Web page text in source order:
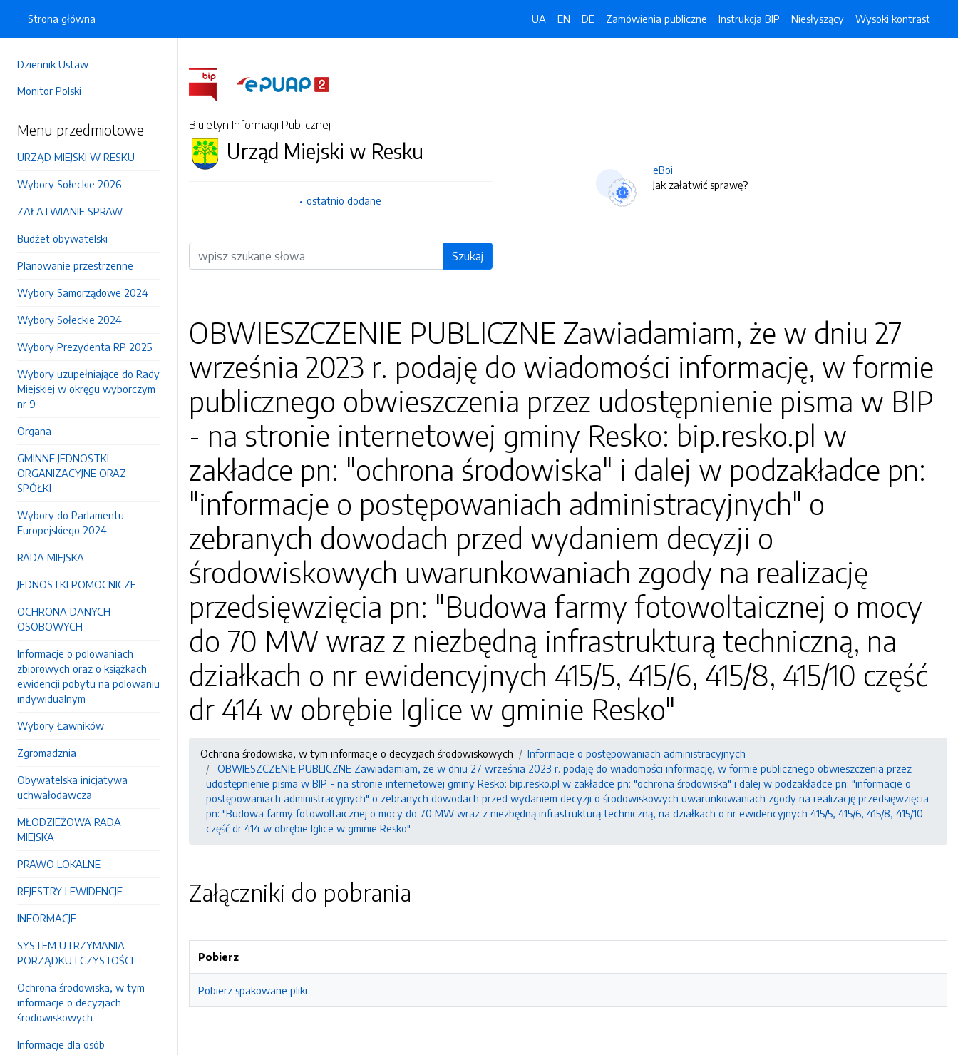
Dziennik Ustaw
Monitor Polski
Menu przedmiotowe
URZĄD MIEJSKI W RESKU
Wybory Sołeckie 2026
ZAŁATWIANIE SPRAW
Budżet obywatelski
Planowanie przestrzenne
Wybory Samorządowe 2024
Wybory Sołeckie 2024
Wybory Prezydenta RP 2025
Wybory uzupełniające do Rady
Miejskiej w okręgu wyborczym
nr 9
Organa
GMINNE JEDNOSTKI
ORGANIZACYJNE ORAZ
SPÓŁKI
Wybory do Parlamentu
Europejskiego 2024
RADA MIEJSKA
JEDNOSTKI POMOCNICZE
OCHRONA DANYCH
OSOBOWYCH
Informacje o polowaniach
zbiorowych oraz o książkach
ewidencji pobytu na polowaniu
indywidualnym
Wybory Ławników
Zgromadznia
Obywatelska inicjatywa
uchwałodawcza
MŁODZIEŻOWA RADA
MIEJSKA
PRAWO LOKALNE
REJESTRY I EWIDENCJE
INFORMACJE
SYSTEM UTRZYMANIA
PORZĄDKU I CZYSTOŚCI
Ochrona środowiska, w tym
informacje o decyzjach
środowiskowych
Informacje dla osób
Strona główna UA EN DE Zamówienia publiczne Instrukcja BIP Niesłyszący Wysoki kontrast
Biuletyn Informacji Publicznej
Urząd Miejski w Resku
ostatnio dodane
Wyszukiwarka Szukaj
eBoi
Jak załatwić sprawę?
OBWIESZCZENIE PUBLICZNE Zawiadamiam, że w dniu 27
września 2023 r. podaję do wiadomości informację, w formie
publicznego obwieszczenia przez udostępnienie pisma w BIP
- na stronie internetowej gminy Resko: bip.resko.pl w
zakładce pn: "ochrona środowiska" i dalej w podzakładce pn:
"informacje o postępowaniach administracyjnych" o
zebranych dowodach przed wydaniem decyzji o
środowiskowych uwarunkowaniach zgody na realizację
przedsięwzięcia pn: "Budowa farmy fotowoltaicznej o mocy
do 70 MW wraz z niezbędną infrastrukturą techniczną, na
działkach o nr ewidencyjnych 415/5, 415/6, 415/8, 415/10 część
dr 414 w obrębie Iglice w gminie Resko"
Ochrona środowiska, w tym informacje o decyzjach środowiskowych
Informacje o postępowaniach administracyjnych
OBWIESZCZENIE PUBLICZNE Zawiadamiam, że w dniu 27 września 2023 r. podaję do wiadomości informację, w formie publicznego obwieszczenia przez
udostępnienie pisma w BIP - na stronie internetowej gminy Resko: bip.resko.pl w zakładce pn: "ochrona środowiska" i dalej w podzakładce pn: "informacje o
postępowaniach administracyjnych" o zebranych dowodach przed wydaniem decyzji o środowiskowych uwarunkowaniach zgody na realizację przedsięwzięcia
pn: "Budowa farmy fotowoltaicznej o mocy do 70 MW wraz z niezbędną infrastrukturą techniczną, na działkach o nr ewidencyjnych 415/5, 415/6, 415/8, 415/10
część dr 414 w obrębie Iglice w gminie Resko"
Załączniki do pobrania
Pobierz
Pobierz spakowane pliki